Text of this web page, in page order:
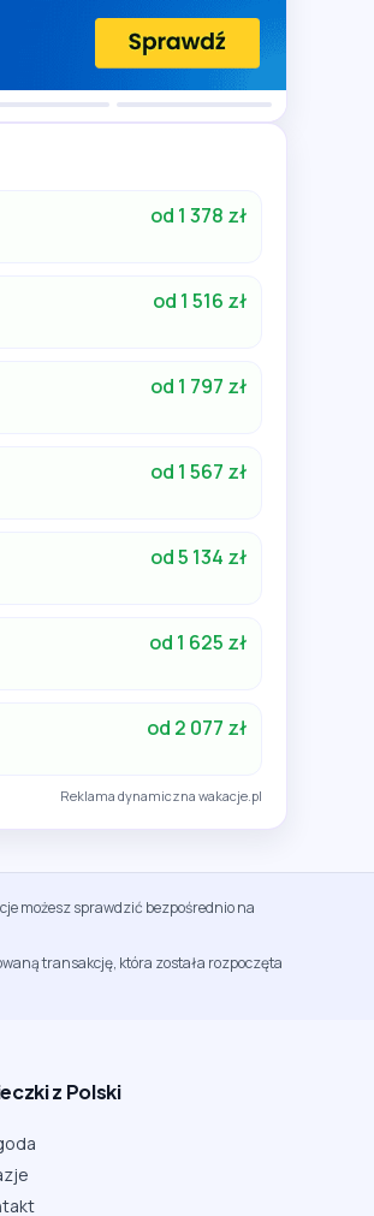
od 1 378 zł
od 1 516 zł
od 1 797 zł
od 1 567 zł
od 5 134 zł
od 1 625 zł
od 2 077 zł
Reklama dynamiczna wakacje.pl
możesz sprawdzić bezpośrednio na
transakcję, która została rozpoczęta
z Polski
→ Prywatność i bezpieczeństwo → Pliki